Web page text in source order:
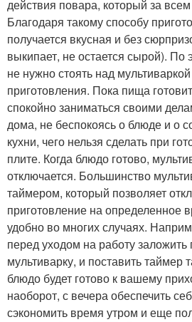
действия повара, который за
Благодаря такому способу
получается вкусная и без
выкипает, не остается сырой). По
не нужно стоять над
приготовления. Пока пища
спокойно заниматься своими
дома, не беспокоясь о блюде и о
кухни, чего нельзя сделать при
плите. Когда блюдо готово,
отключается. Большинство
таймером, который позволяет
приготовление на определенное
удобно во многих случаях.
перед уходом на работу заложить
мультиварку, и поставить таймер
блюдо будет готово к вашему
наоборот, с вечера обеспечить
сэкономить время утром и еще